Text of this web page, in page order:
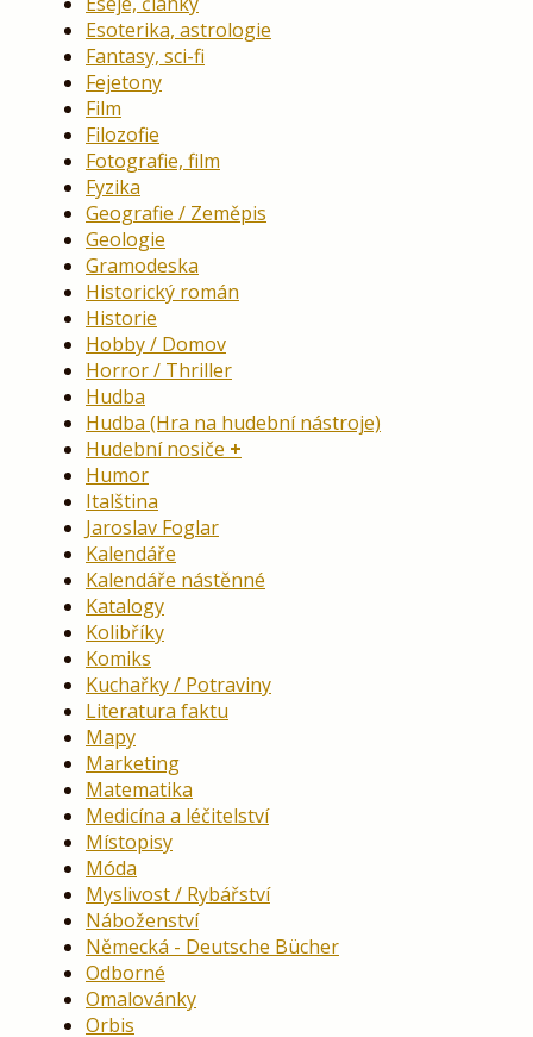
Esoterika, astrologie
Fantasy, sci-fi
Fejetony
Film
Filozofie
Fotografie, film
Fyzika
Geografie / Zeměpis
Geologie
Gramodeska
Historický román
Historie
Hobby / Domov
Horror / Thriller
Hudba
Hudba (Hra na hudební nástroje)
Hudební nosiče
Humor
Italština
Jaroslav Foglar
Kalendáře
Kalendáře nástěnné
Katalogy
Kolibříky
Komiks
Kuchařky / Potraviny
Literatura faktu
Mapy
Marketing
Matematika
Medicína a léčitelství
Místopisy
Móda
Myslivost / Rybářství
Náboženství
Německá - Deutsche Bücher
Odborné
Omalovánky
Orbis